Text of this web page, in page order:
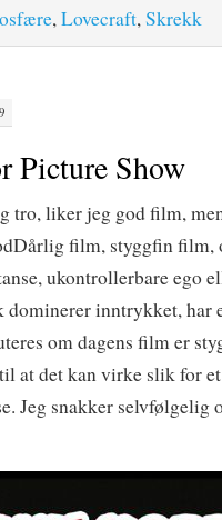
,Lovecraft,Skrekk
Picture Show
tro, liker jeg god film,
film, styggfin film,
ukontrollerbare ego
dominerer inntrykket, har
om dagens film er
at det kan virke slik for
Jeg snakker selvfølgelig